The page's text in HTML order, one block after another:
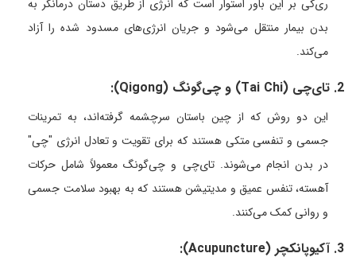
ری‌کی بر این باور استوار است که انرژی از طریق دستان درمانگر به
بدن بیمار منتقل می‌شود و جریان انرژی‌های مسدود شده را آزاد
می‌کند.
2. تای‌چی (Tai Chi) و چی‌گونگ (Qigong):
این دو روش که از چین باستان سرچشمه گرفته‌اند، به تمرینات
جسمی و تنفسی متکی هستند که برای تقویت و تعادل انرژی "چی"
در بدن انجام می‌شوند. تای‌چی و چی‌گونگ معمولاً شامل حرکات
آهسته، تنفس عمیق و مدیتیشن هستند که به بهبود سلامت جسمی
و روانی کمک می‌کنند.
3. آکیوپانکچر (Acupuncture):